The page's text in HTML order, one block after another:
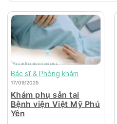
Bác sĩ & Phòng khám
17/09/2025
Khám phụ sản tại
Bệnh viện Việt Mỹ Phú
Yên